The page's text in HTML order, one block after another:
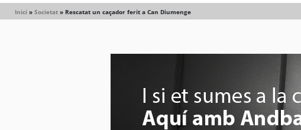
Inici » Societat » Rescatat un caçador ferit a Can Diumenge